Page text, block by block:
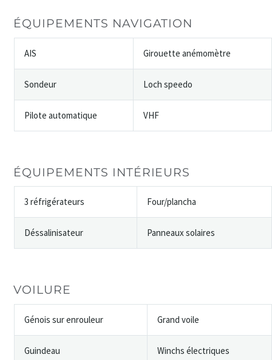
ÉQUIPEMENTS NAVIGATION
AIS Girouette anémomètre
Sondeur Loch speedo
Pilote automatique VHF
ÉQUIPEMENTS INTÉRIEURS
3 réfrigérateurs Four/plancha
Déssalinisateur Panneaux solaires
VOILURE
Génois sur enrouleur Grand voile
Guindeau Winchs électriques